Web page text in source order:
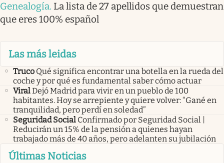
Genealogía. La lista de 27 apellidos que demuestran
que eres 100% español
Las más leidas
Truco Qué significa encontrar una botella en la rueda del
coche y por qué es fundamental saber cómo actuar
ViralDejó Madrid para vivir en un pueblo de 100
habitantes. Hoy se arrepiente y quiere volver: “Gané en
tranquilidad, pero perdí en soledad”
Seguridad Social Confirmado por Seguridad Social |
Reducirán un 15% de la pensión a quienes hayan
trabajado más de 40 años, pero adelanten su jubilación
Últimas Noticias